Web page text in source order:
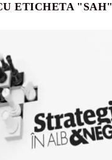
ETICHETA "SAH"